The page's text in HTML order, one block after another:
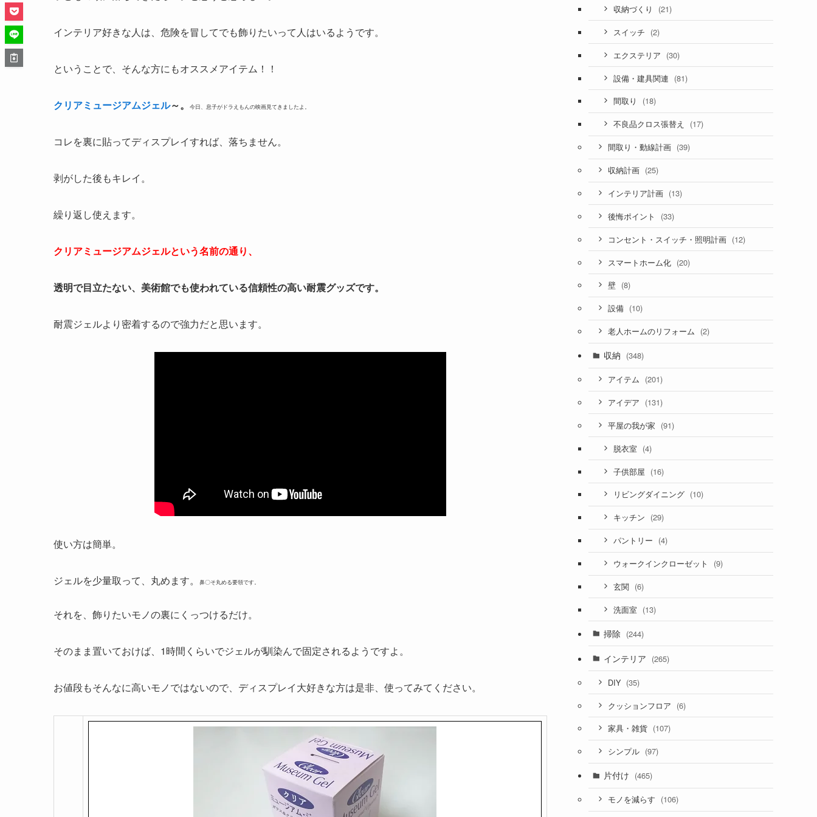
インテリア好きな人は、危険を冒してでも飾りたいって人はいるようです。
ということで、そんな方にもオススメアイテム！！
クリアミュージアムジェル～。 今日、息子がドラえもんの映画見てきましたよ。
コレを裏に貼ってディスプレイすれば、落ちません。
剥がした後もキレイ。
繰り返し使えます。
クリアミュージアムジェルという名前の通り、
透明で目立たない、美術館でも使われている信頼性の高い耐震グッズです。
耐震ジェルより密着するので強力だと思います。
使い方は簡単。
ジェルを少量取って、丸めます。 鼻〇そ丸める要領です。
それを、飾りたいモノの裏にくっつけるだけ。
そのまま置いておけば、1時間くらいでジェルが馴染んで固定されるようですよ。
お値段もそんなに高いモノではないので、ディスプレイ大好きな方は是非、使ってみてください。
収納づくり (21)
スイッチ (2)
エクステリア (30)
設備・建具関連 (81)
間取り (18)
不良品クロス張替え (17)
間取り・動線計画 (39)
収納計画 (25)
インテリア計画 (13)
後悔ポイント (33)
コンセント・スイッチ・照明計画 (12)
スマートホーム化 (20)
壁 (8)
設備 (10)
老人ホームのリフォーム (2)
収納 (348)
アイテム (201)
アイデア (131)
平屋の我が家 (91)
脱衣室 (4)
子供部屋 (16)
リビングダイニング (10)
キッチン (29)
パントリー (4)
ウォークインクローゼット (9)
玄関 (6)
洗面室 (13)
掃除 (244)
インテリア (265)
DIY (35)
クッションフロア (6)
家具・雑貨 (107)
シンプル (97)
片付け (465)
モノを減らす (106)